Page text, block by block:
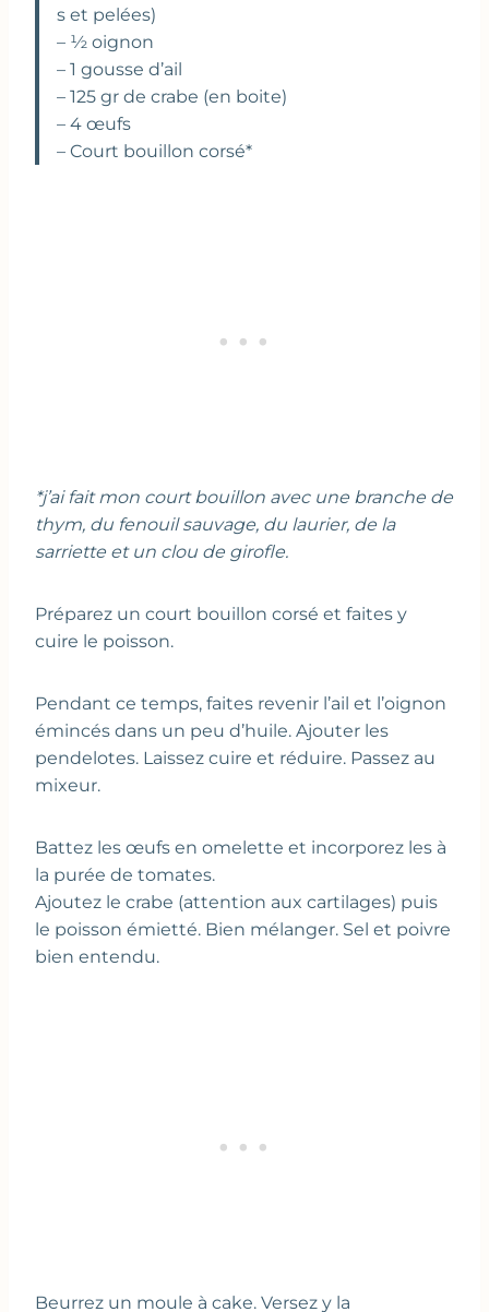
s et pelées)
– ½ oignon
– 1 gousse d’ail
– 125 gr de crabe (en boite)
– 4 œufs
– Court bouillon corsé*
*j’ai fait mon court bouillon avec une branche de
thym, du fenouil sauvage, du laurier, de la
sarriette et un clou de girofle.
Préparez un court bouillon corsé et faites y
cuire le poisson.
Pendant ce temps, faites revenir l’ail et l’oignon
émincés dans un peu d’huile. Ajouter les
pendelotes. Laissez cuire et réduire. Passez au
mixeur.
Battez les œufs en omelette et incorporez les à
la purée de tomates.
Ajoutez le crabe (attention aux cartilages) puis
le poisson émietté. Bien mélanger. Sel et poivre
bien entendu.
Beurrez un moule à cake. Versez y la